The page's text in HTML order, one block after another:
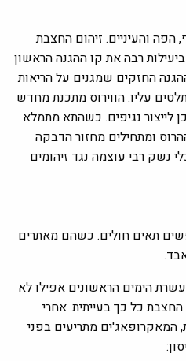
והעיניים. זיהום החצבת
רבה את קו ההגנה הראשון
החזקים שמגנים על הריאות
עליו. הווירוס מתכנת מחדש
לייצור נגיפים. כשהתא מתמלא
ומתחילים מחזור הדבקה
רבי עוצמה נגד זיהומים
תאים חולים. כשהם מאתרים
הימים הראשונים אפילו לא
כל כך בעייתית. אחרי
מתריעים בפני